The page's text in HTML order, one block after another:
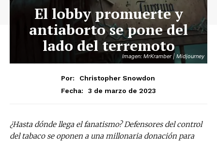
Imagen: MrKramber | Midjourney
El lobby promuerte y
antiaborto se pone del
lado del terremoto
Por:
Christopher Snowdon
Fecha:
3 de marzo de 2023
¿Hasta dónde llega el fanatismo? Defensores del control
del tabaco se oponen a una millonaria donación para